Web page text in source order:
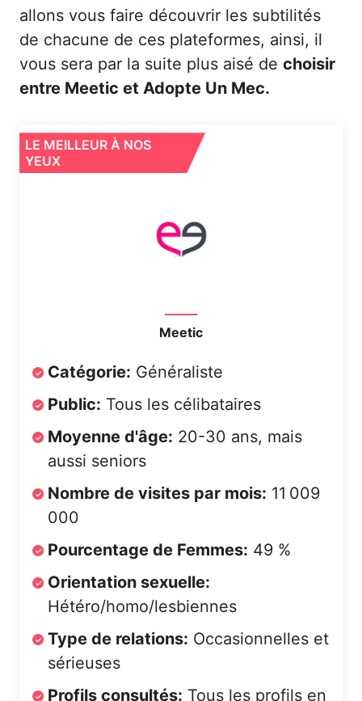
allons vous faire découvrir les subtilités
de chacune de ces plateformes, ainsi, il
vous sera par la suite plus aisé de choisir
entre Meetic et Adopte Un Mec.
LE MEILLEUR À NOS
YEUX
Meetic
Catégorie: Généraliste
Public: Tous les célibataires
Moyenne d'âge: 20-30 ans, mais
aussi seniors
Nombre de visites par mois: 11 009
000
Pourcentage de Femmes: 49 %
Orientation sexuelle:
Hétéro/homo/lesbiennes
Type de relations: Occasionnelles et
sérieuses
Profils consultés: Tous les profils en